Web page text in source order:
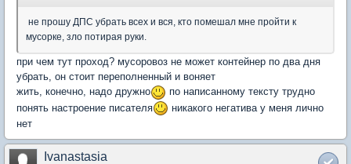
не прошу ДПС убрать всех и вся, кто помешал мне пройти к
мусорке, зло потирая руки.
при чем тут проход? мусоровоз не может контейнер по два дня
убрать, он стоит переполненный и воняет
жить, конечно, надо дружно
по написанному тексту трудно
понять настроение писателя
никакого негатива у меня лично
нет
Ivanastasia